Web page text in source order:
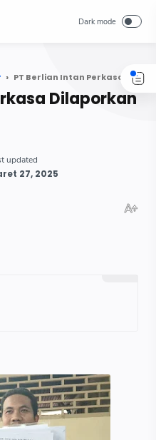
PT Berlian Intan Perkasa Dilaporkan ke Polisi
Dilaporkan